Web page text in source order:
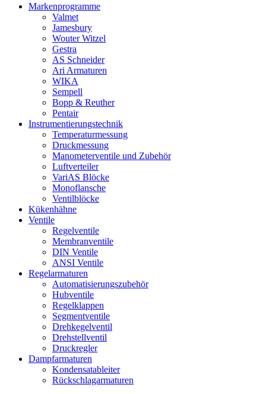
Markenprogramme
Valmet
Jamesbury
Wouter Witzel
Gestra
AS Schneider
Ari Armaturen
WIKA
Sempell
Bopp & Reuther
Pentair
Instrumentierungs­technik
Temperaturmessung
Druckmessung
Manometerventile und Zubehör
Luftverteiler
VariAS Blöcke
Monoflansche
Ventilblöcke
Kükenhähne
Ventile
Regelventile
Membranventile
DIN Ventile
ANSI Ventile
Regelarmaturen
Automatisierungszubehör
Hubventile
Regelklappen
Segmentventile
Drehkegelventil
Drehstellventil
Druckregler
Dampfarmaturen
Kondensatableiter
Rückschlagarmaturen